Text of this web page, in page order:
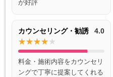
が好評
カウンセリング・勧誘 4.0
料金・施術内容をカウンセリ
ングで丁寧に提案してくれる